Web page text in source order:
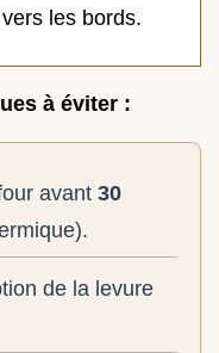
vers les bords.
à éviter :
avant30
de la levure